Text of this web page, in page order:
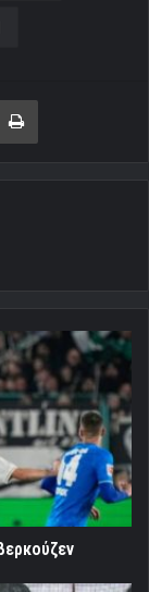
μέσω ηλεκτρονικού ταχυδρομείου
Εκτύπωση